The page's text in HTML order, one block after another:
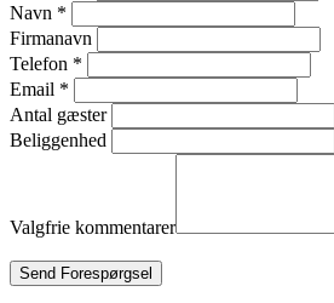
Navn *
Firmanavn
Telefon *
Email *
Antal gæster
Beliggenhed
Valgfrie kommentarer
Send Forespørgsel